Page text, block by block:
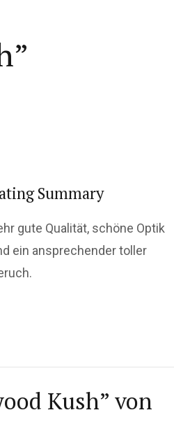
Summary
gute Qualität, schöne Optik
ein ansprechender toller
Kush” von